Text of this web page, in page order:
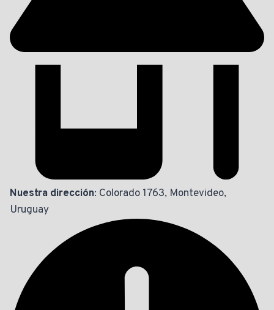
Nuestra dirección: Colorado 1763, Montevideo,
Uruguay